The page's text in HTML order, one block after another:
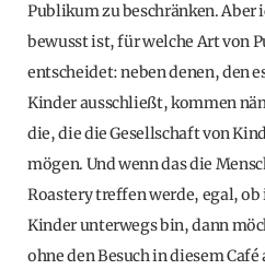
Publikum zu beschränken. Aber
bewusst ist, für welche Art von
entscheidet: neben denen, den
Kinder ausschließt, kommen
die, die die Gesellschaft von
mögen. Und wenn das die
Roastery treffen werde, egal,
Kinder unterwegs bin, dann
ohne den Besuch in diesem